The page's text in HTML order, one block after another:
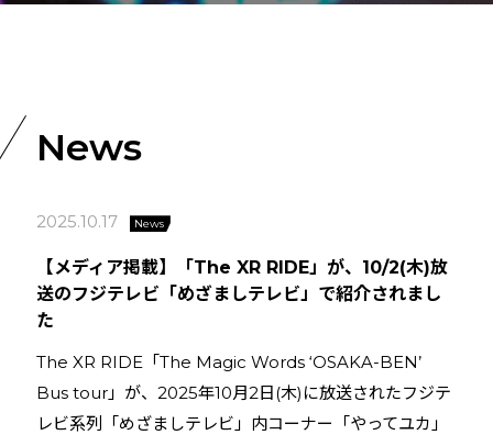
News
2025.10.17 News
【メディア掲載】「The XR RIDE」が、10/2(木)放
送のフジテレビ「めざましテレビ」で紹介されまし
た
The XR RIDE「The Magic Words ‘OSAKA-BEN’
Bus tour」が、2025年10月2日(木)に放送されたフジテ
レビ系列「めざましテレビ」内コーナー「やってユカ」